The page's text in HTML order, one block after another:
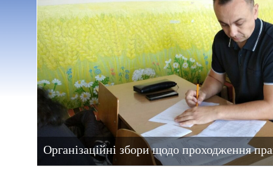
Організаційні збори щодо проходження